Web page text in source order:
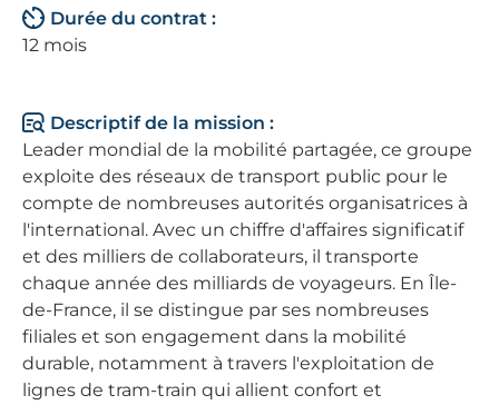
Durée du contrat :
12 mois
Descriptif de la mission :
Leader mondial de la mobilité partagée, ce groupe
exploite des réseaux de transport public pour le
compte de nombreuses autorités organisatrices à
l'international. Avec un chiffre d'affaires significatif
et des milliers de collaborateurs, il transporte
chaque année des milliards de voyageurs. En Île-
de-France, il se distingue par ses nombreuses
filiales et son engagement dans la mobilité
durable, notamment à travers l'exploitation de
lignes de tram-train qui allient confort et